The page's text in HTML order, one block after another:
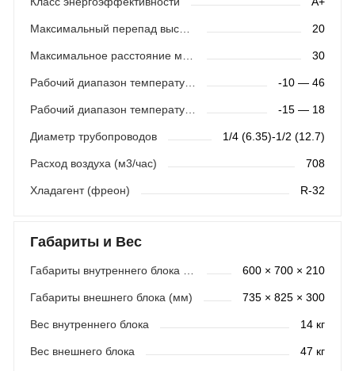
Максимальный перепад высот (м) 20
Максимальное расстояние между блоками (м) 30
Рабочий диапазон температур (охлаждение) -10 — 46
Рабочий диапазон температур (обогрев) -15 — 18
Диаметр трубопроводов 1/4 (6.35)-1/2 (12.7)
Расход воздуха (м3/час) 708
Хладагент (фреон) R-32
Габариты и Вес
Габариты внутреннего блока (мм) 600 × 700 × 210
Габариты внешнего блока (мм) 735 × 825 × 300
Вес внутреннего блока 14 кг
Вес внешнего блока 47 кг